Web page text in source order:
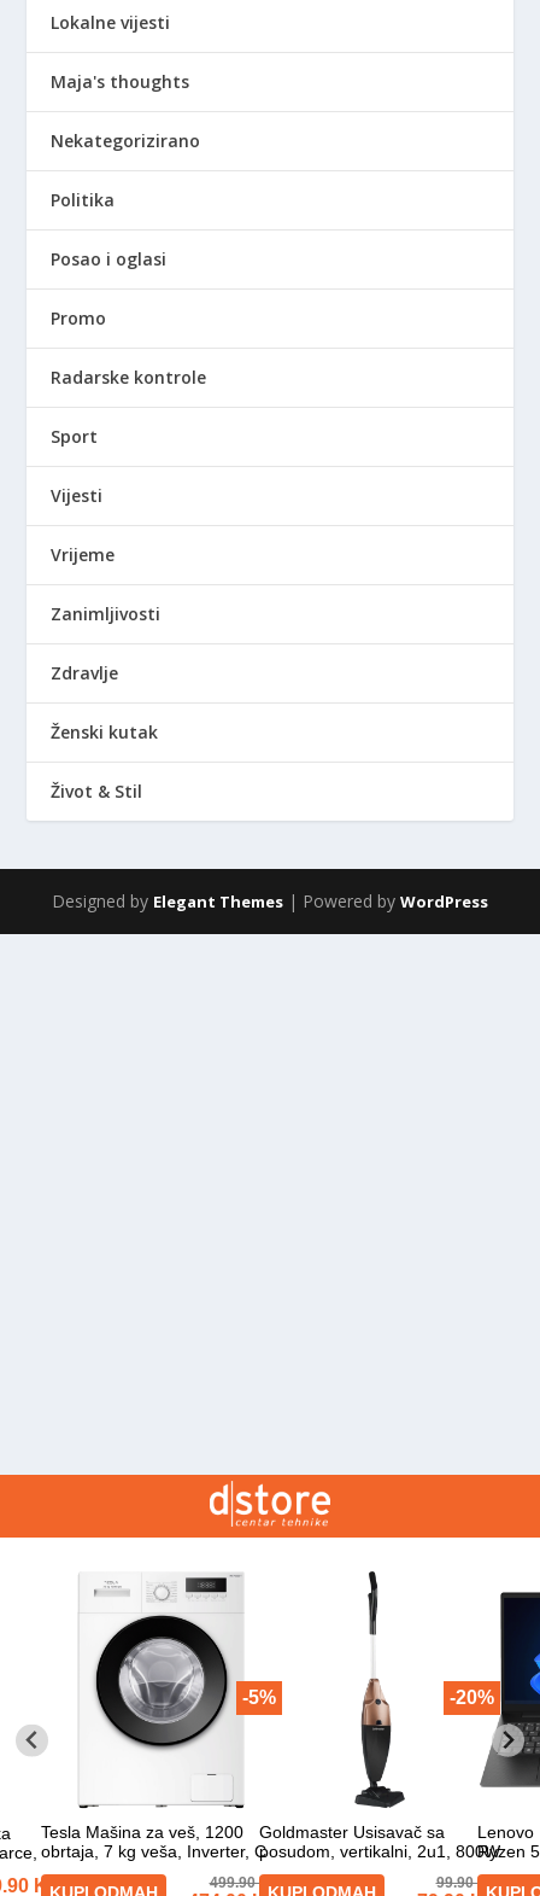
Lokalne vijesti
Maja's thoughts
Nekategorizirano
Politika
Posao i oglasi
Promo
Radarske kontrole
Sport
Vijesti
Vrijeme
Zanimljivosti
Zdravlje
Ženski kutak
Život & Stil
Designed by Elegant Themes | Powered by WordPress